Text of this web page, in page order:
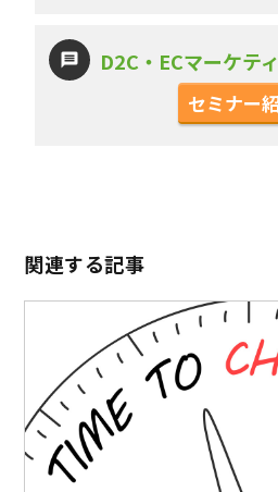
D2C・ECマーケテ
セミナー
関連する記事